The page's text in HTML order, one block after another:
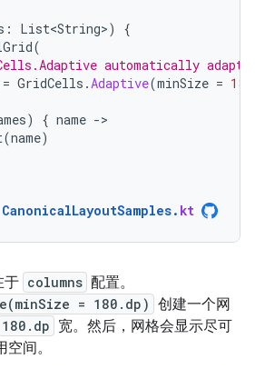
: List<String>)
{
(
automatically adapts
= GridCells . Adaptive(minSize =
) { name -
(name)
CanonicalLayoutSamples. kt
于 columns 配置。
= 180.dp) 创建一个网
180.dp 宽。然后，网格会显示尽可
间。